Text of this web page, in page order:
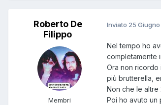
Roberto De
Filippo
Membri
Inviato 25
Nel tempo ho
completamente
Ora non ricordo
più brutterella,
Non che le altre
Poi ho avuto un